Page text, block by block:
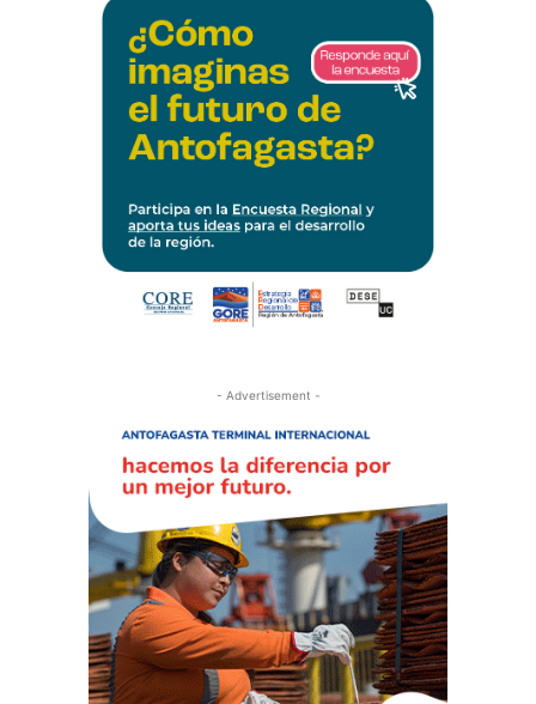
- Advertisement -